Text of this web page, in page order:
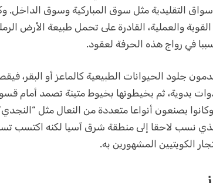
التقليدية مثل سوق المباركية وسوق الداخل.
والعملية، القادرة على تحمل طبيعة الأرض
في رواج هذه الحرفة لعقود.
جلود الحيوانات الطبيعية كالماعز أو البقر،
يدوية، ثم يخيطونها بخيوط متينة تصمد أمام
يصنعون أنواعا متعددة من النعال مثل
الذي نسب لاحقا إلى منطقة شرق آسيا لكنه اكتسب
الكويتيين المشهورين به.